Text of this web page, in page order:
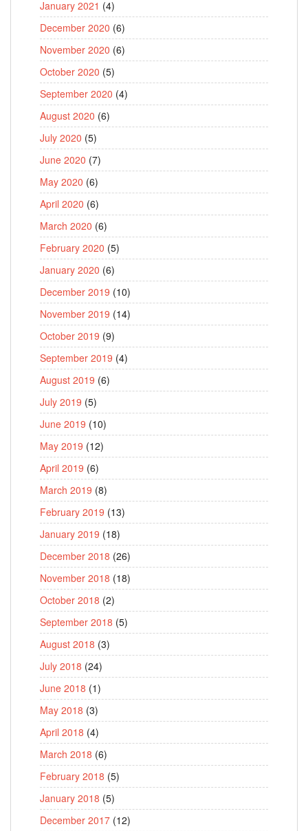
January 2021 (4)
December 2020 (6)
November 2020 (6)
October 2020 (5)
September 2020 (4)
August 2020 (6)
July 2020 (5)
June 2020 (7)
May 2020 (6)
April 2020 (6)
March 2020 (6)
February 2020 (5)
January 2020 (6)
December 2019 (10)
November 2019 (14)
October 2019 (9)
September 2019 (4)
August 2019 (6)
July 2019 (5)
June 2019 (10)
May 2019 (12)
April 2019 (6)
March 2019 (8)
February 2019 (13)
January 2019 (18)
December 2018 (26)
November 2018 (18)
October 2018 (2)
September 2018 (5)
August 2018 (3)
July 2018 (24)
June 2018 (1)
May 2018 (3)
April 2018 (4)
March 2018 (6)
February 2018 (5)
January 2018 (5)
December 2017 (12)